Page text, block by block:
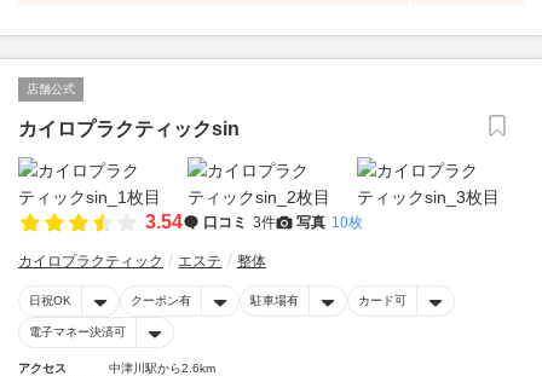
店舗公式
カイロプラクティックsin
3.54 口コミ 3件 写真 10枚
カイロプラクティック エステ 整体
日祝OK クーポン有 駐車場有 カード可
電子マネー決済可
アクセス
中津川駅から2.6km